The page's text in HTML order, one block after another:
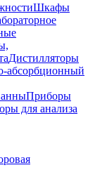
Шкафы
Дистилляторы
абсорбционный
Приборы
для анализа